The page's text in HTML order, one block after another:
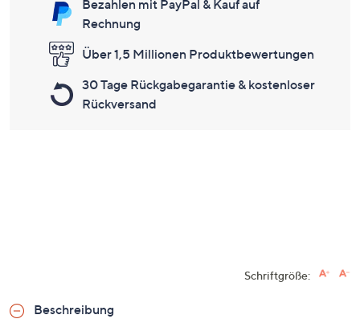
Bezahlen mit PayPal & Kauf auf
Rechnung
Über 1,5 Millionen Produktbewertungen
30 Tage Rückgabegarantie & kostenloser
Rückversand
Schriftgröße:
Beschreibung